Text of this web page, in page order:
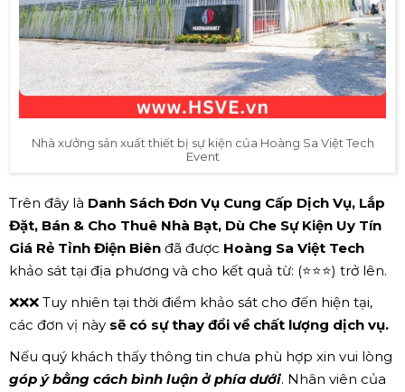
Nhà xưởng sản xuất thiết bị sự kiện của Hoàng Sa Việt Tech
Event
Trên đây là Danh Sách Đơn Vụ Cung Cấp Dịch Vụ, Lắp
Đặt, Bán & Cho Thuê Nhà Bạt, Dù Che Sự Kiện Uy Tín
Giá Rẻ Tỉnh Điện Biên đã được Hoàng Sa Việt Tech
khảo sát tại địa phương và cho kết quả từ: (⭐⭐⭐) trở lên.
❌❌❌ Tuy nhiên tại thời điểm khảo sát cho đến hiện tại,
các đơn vị này sẽ có sự thay đổi về chất lượng dịch vụ.
Nếu quý khách thấy thông tin chưa phù hợp xin vui lòng
góp ý bằng cách bình luận ở phía dưới. Nhân viên của